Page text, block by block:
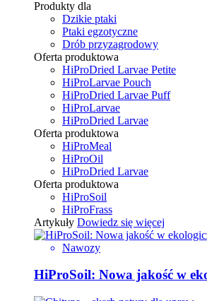
Produkty dla
Dzikie ptaki
Ptaki egzotyczne
Drób przyzagrodowy
Oferta produktowa
HiProDried Larvae Petite
HiProLarvae Pouch
HiProDried Larvae Puff
HiProLarvae
HiProDried Larvae
Oferta produktowa
HiProMeal
HiProOil
HiProDried Larvae
Oferta produktowa
HiProSoil
HiProFrass
Artykuły Dowiedz się więcej
Nawozy
HiProSoil: Nowa jakość w